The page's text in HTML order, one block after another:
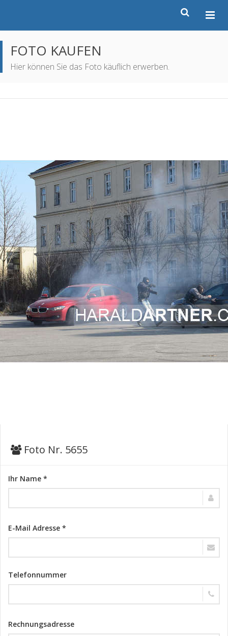
FOTO KAUFEN
Hier können Sie das Foto käuflich erwerben.
Foto Nr. 5655
Ihr Name *
E-Mail Adresse *
Telefonnummer
Rechnungsadresse